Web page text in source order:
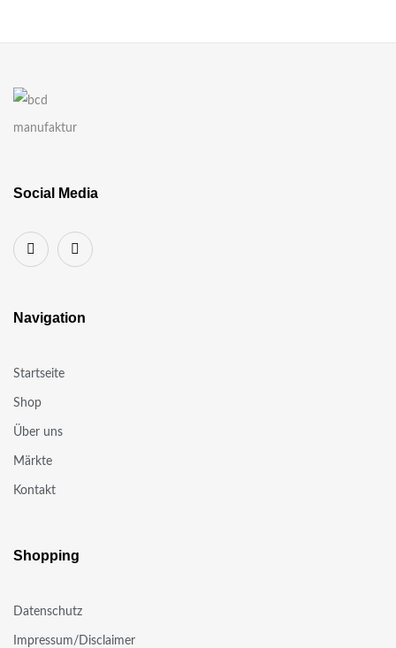
Social Media
Navigation
Startseite
Shop
Über uns
Märkte
Kontakt
Shopping
Datenschutz
Impressum/Disclaimer